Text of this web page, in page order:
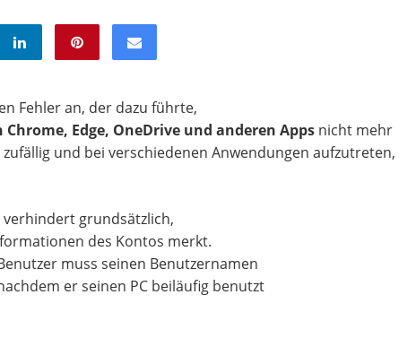
Fehler an, der dazu führte,
Edge, OneDrive und anderen Apps nicht mehr
und bei verschiedenen Anwendungen aufzutreten,
grundsätzlich,
des Kontos merkt.
muss seinen Benutzernamen
er seinen PC beiläufig benutzt